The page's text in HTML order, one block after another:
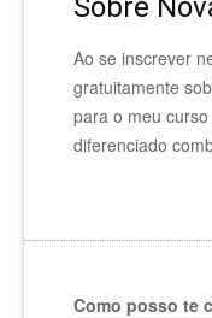
Sobre
Ao se inscrever
gratuitamente
para o meu
diferenciado
Como posso te